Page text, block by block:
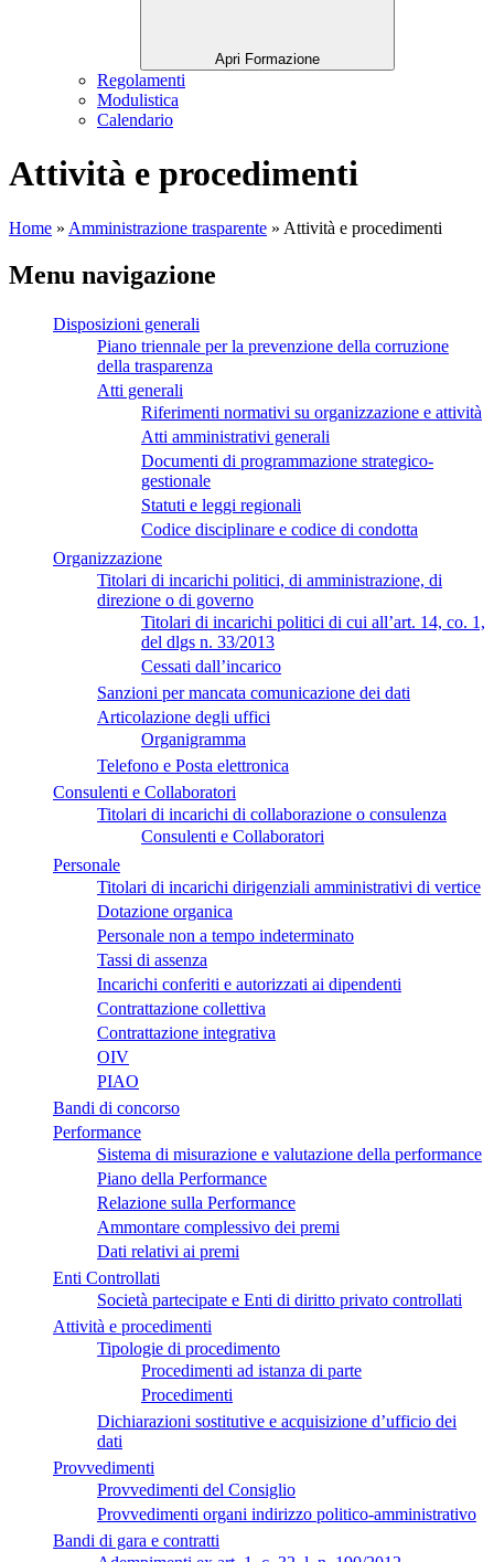
Apri Formazione
Regolamenti
Modulistica
Calendario
Attività e procedimenti
Home » Amministrazione trasparente » Attività e procedimenti
Menu navigazione
Disposizioni generali
Piano triennale per la prevenzione della corruzione
della trasparenza
Atti generali
Riferimenti normativi su organizzazione e attività
Atti amministrativi generali
Documenti di programmazione strategico-
gestionale
Statuti e leggi regionali
Codice disciplinare e codice di condotta
Organizzazione
Titolari di incarichi politici, di amministrazione, di
direzione o di governo
Titolari di incarichi politici di cui all’art. 14, co. 1,
del dlgs n. 33/2013
Cessati dall’incarico
Sanzioni per mancata comunicazione dei dati
Articolazione degli uffici
Organigramma
Telefono e Posta elettronica
Consulenti e Collaboratori
Titolari di incarichi di collaborazione o consulenza
Consulenti e Collaboratori
Personale
Titolari di incarichi dirigenziali amministrativi di vertice
Dotazione organica
Personale non a tempo indeterminato
Tassi di assenza
Incarichi conferiti e autorizzati ai dipendenti
Contrattazione collettiva
Contrattazione integrativa
OIV
PIAO
Bandi di concorso
Performance
Sistema di misurazione e valutazione della performance
Piano della Performance
Relazione sulla Performance
Ammontare complessivo dei premi
Dati relativi ai premi
Enti Controllati
Società partecipate e Enti di diritto privato controllati
Attività e procedimenti
Tipologie di procedimento
Procedimenti ad istanza di parte
Procedimenti
Dichiarazioni sostitutive e acquisizione d’ufficio dei
dati
Provvedimenti
Provvedimenti del Consiglio
Provvedimenti organi indirizzo politico-amministrativo
Bandi di gara e contratti